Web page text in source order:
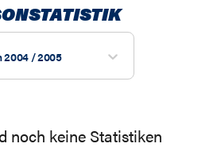
2004 / 2005
noch keine Statistiken